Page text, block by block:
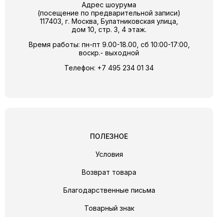
Адрес шоурума
(посещение по предварительной записи)
117403, г. Москва, Булатниковская улица,
дом 10, стр. 3, 4 этаж.
Время работы: пн-пт 9.00-18.00, сб 10:00-17:00,
воскр.- выходной
Телефон: +7 495 234 01 34
ПОЛЕЗНОЕ
Условия
Возврат товара
Благодарственные письма
Товарный знак